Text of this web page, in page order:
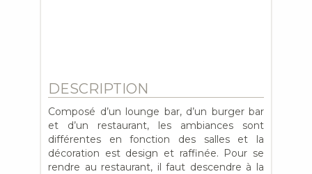
DESCRIPTION
Composé d’un lounge bar, d’un burger bar
et d’un restaurant, les ambiances sont
différentes en fonction des salles et la
décoration est design et raffinée. Pour se
rendre au restaurant, il faut descendre à la